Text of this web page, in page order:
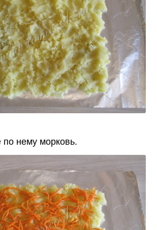
по нему морковь.